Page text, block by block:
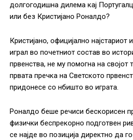
долгогодишна дилема кај
или без Кристијано Роналдо?
Кристијано, официјално најстариот
играл во почетниот состав во
првенства, не му помогна на својот
првата пречка на Светското
придонесе со нбишто во играта.
Роналдо беше речиси бескорисен
физички беспрекорно подготвен
се најде во позиција директно да